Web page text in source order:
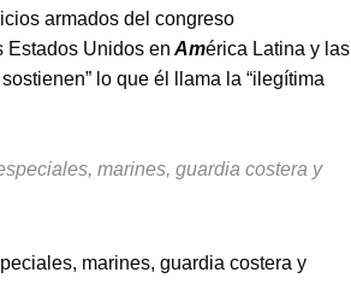
armados del congreso
Estados Unidos en América Latina y las
lo que él llama la “ilegítima
marines, guardia costera y
marines, guardia costera y